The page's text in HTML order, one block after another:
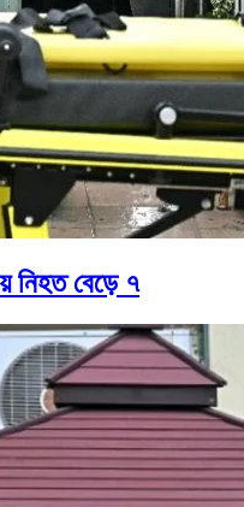
নিহত বেড়ে ৭